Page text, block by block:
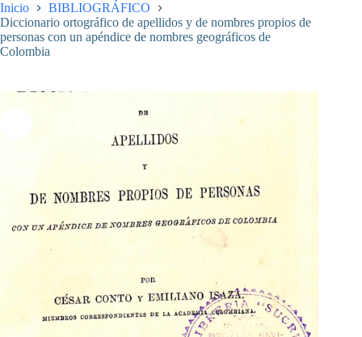
Inicio
BIBLIOGRÁFICO
Diccionario ortográfico de apellidos y de nombres propios de
personas con un apéndice de nombres geográficos de
Colombia